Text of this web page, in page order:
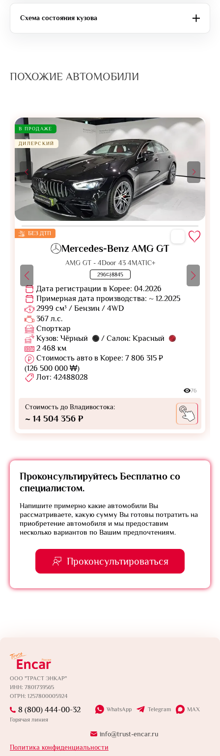
Схема состояния кузова
ПОХОЖИЕ АВТОМОБИЛИ
В ПРОДАЖЕ
ДИЛЕРСКИЙ
БЕЗ ДТП
Mercedes-Benz AMG GT
AMG GT - 4Door 43 4MATIC+
296다8845
Дата регистрации в Корее: 04.2026
Примерная дата производства: ~ 12.2025
2999 см³ / Бензин / 4WD
367 л.с.
Спорткар
Кузов: Чёрный
/ Салон: Красный
2 468 км
Стоимость авто в Корее: 7 806 315 ₽
(126 500 000 ₩)
Лот: 42488028
76
Стоимость до Владивостока:
~ 14 504 356 ₽
Проконсультируйтесь Бесплатно со
специалистом.
Напишите примерно какие автомобили Вы
рассматриваете, какую сумму Вы готовы потратить на
приобретение автомобиля и мы предоставим
несколько вариантов по Вашим предпочтениям.
Проконсультироваться
ООО "ТРАСТ ЭНКАР"
ИНН: 7801739565
ОГРН: 1257800005924
Политика конфиденциальности
8 (800) 444-00-32
Горячая линия
WhatsApp Telegram MAX
info@trust-encar.ru